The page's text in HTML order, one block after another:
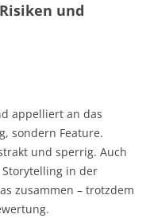
und
appelliert an das
sondern Feature.
und sperrig. Auch
in der
zusammen – trotzdem